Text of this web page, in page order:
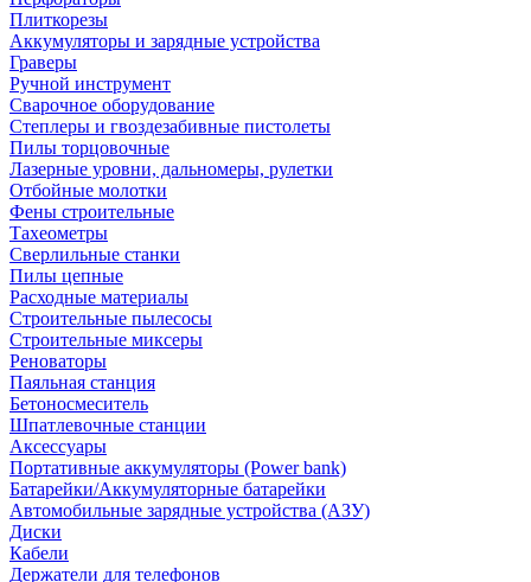
Плиткорезы
Аккумуляторы и зарядные устройства
Граверы
Ручной инструмент
Сварочное оборудование
Степлеры и гвоздезабивные пистолеты
Пилы торцовочные
Лазерные уровни, дальномеры, рулетки
Отбойные молотки
Фены строительные
Тахеометры
Сверлильные станки
Пилы цепные
Расходные материалы
Строительные пылесосы
Строительные миксеры
Реноваторы
Паяльная станция
Бетоносмеситель
Шпатлевочные станции
Аксессуары
Портативные аккумуляторы (Power bank)
Батарейки/Аккумуляторные батарейки
Автомобильные зарядные устройства (АЗУ)
Диски
Кабели
Держатели для телефонов